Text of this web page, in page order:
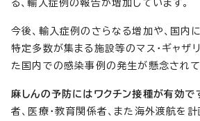
る、輸入症例の報告が増加しています。
今後、輸入症例のさらなる増加や、国内
特定多数が集まる施設等のマス・ギャザ
た国内での感染事例の発生が懸念されて
麻しんの予防にはワクチン接種が有効で
者、医療・教育関係者、また海外渡航を